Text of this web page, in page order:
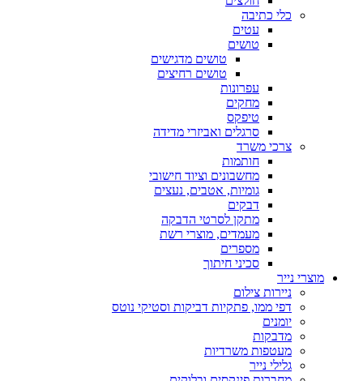
כלי כתיבה
עטים
טושים
טושים מדגישים
טושים רחיצים
עפרונות
מחקים
טיפקס
סרגלים ואביזרי מדידה
צרכי משרד
חותמות
מחשבונים וציוד חישובי
גומיות, אטבים, נעצים
דבקים
מתקן לסרטי הדבקה
מעמדים, מוצרי רשת
מספרים
סכיני חיתוך
מוצרי נייר
ניירות צילום
דפי ממו, פתקיות דביקות וסטיקי נוטס
יומנים
מדבקות
מעטפות משרדיות
גלילי נייר